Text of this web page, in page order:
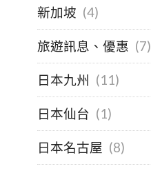
新加坡 (4)
旅遊訊息、優惠 (7)
日本九州 (11)
日本仙台 (1)
日本名古屋 (8)